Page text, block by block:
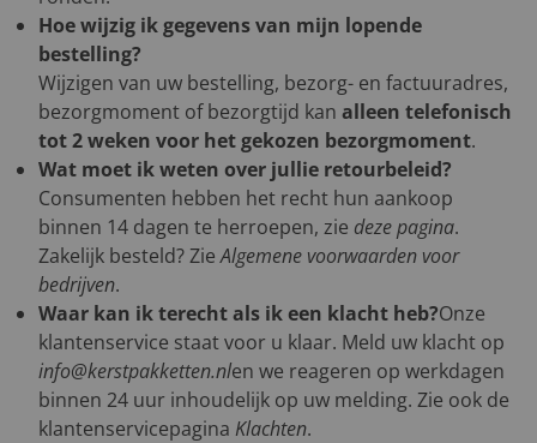
Hoe wijzig ik gegevens van mijn lopende
bestelling?
Wijzigen van uw bestelling, bezorg- en factuuradres,
bezorgmoment of bezorgtijd kan alleen telefonisch
tot 2 weken voor het gekozen bezorgmoment.
Wat moet ik weten over jullie retourbeleid?
Consumenten hebben het recht hun aankoop
binnen 14 dagen te herroepen, zie deze pagina.
Zakelijk besteld? ZieAlgemene voorwaarden voor
bedrijven.
Waar kan ik terecht als ik een klacht heb?Onze
klantenservice staat voor u klaar. Meld uw klacht op
info@kerstpakketten.nlen we reageren op werkdagen
binnen 24 uur inhoudelijk op uw melding. Zie ook de
klantenservicepagina Klachten.